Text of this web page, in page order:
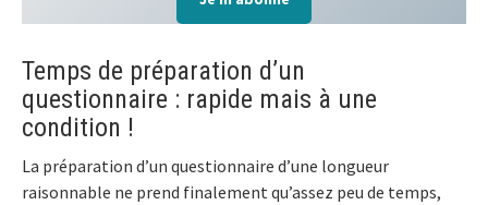
Temps de préparation d’un
questionnaire : rapide mais à une
condition !
La préparation d’un questionnaire d’une longueur
raisonnable ne prend finalement qu’assez peu de temps,